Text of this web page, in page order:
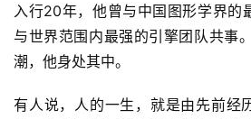
入行20年，他曾与中国图形学界的
与世界范围内最强的引擎团队共事
潮，他身处其中。
有人说，人的一生，就是由先前经